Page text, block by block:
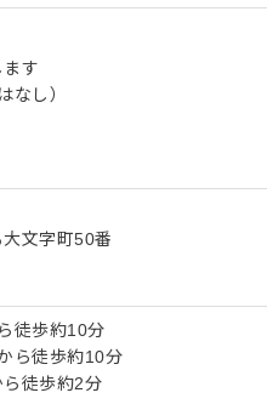
す
なし）
文字町50番
徒歩約10分
ら徒歩約10分
ら徒歩約2分